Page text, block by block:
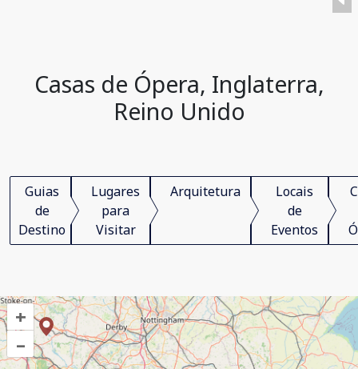
Casas de Ópera, Inglaterra,
Reino Unido
Guias
de
Destino
Lugares
para
Visitar
Arquitetura
Locais
de
Eventos
+
–